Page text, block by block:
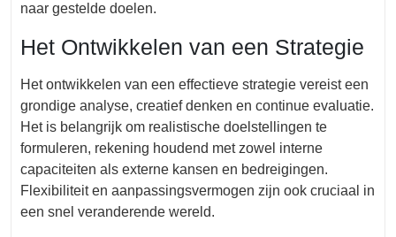
naar gestelde doelen.
Het Ontwikkelen van een Strategie
Het ontwikkelen van een effectieve strategie vereist een
grondige analyse, creatief denken en continue evaluatie.
Het is belangrijk om realistische doelstellingen te
formuleren, rekening houdend met zowel interne
capaciteiten als externe kansen en bedreigingen.
Flexibiliteit en aanpassingsvermogen zijn ook cruciaal in
een snel veranderende wereld.